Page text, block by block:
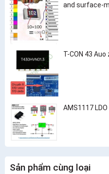
and surface-
T-CON 43 Auo
AMS1117
Sản phẩm cùng loại